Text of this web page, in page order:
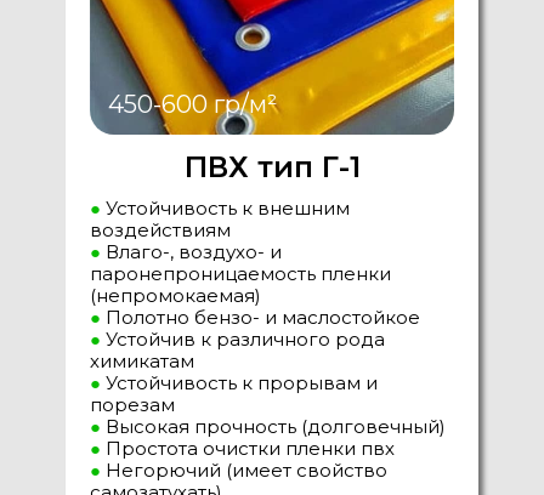
ПВХ тип Г-1
● Устойчивость к внешним
воздействиям
● Влаго-, воздухо- и
паронепроницаемость пленки
(непромокаемая)
● Полотно бензо- и маслостойкое
● Устойчив к различного рода
химикатам
● Устойчивость к прорывам и
порезам
● Высокая прочность (долговечный)
● Простота очистки пленки пвх
● Негорючий (имеет свойство
450-600 гр/м²